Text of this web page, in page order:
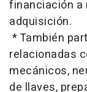
financiación a
adquisición.
* También
relacionadas
mecánicos,
de llaves,